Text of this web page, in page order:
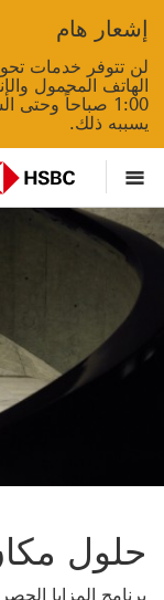
إشعار هام
Close
لن تتوفر خدمات
يسببه ذلك.
حلول
برنامج المزايا